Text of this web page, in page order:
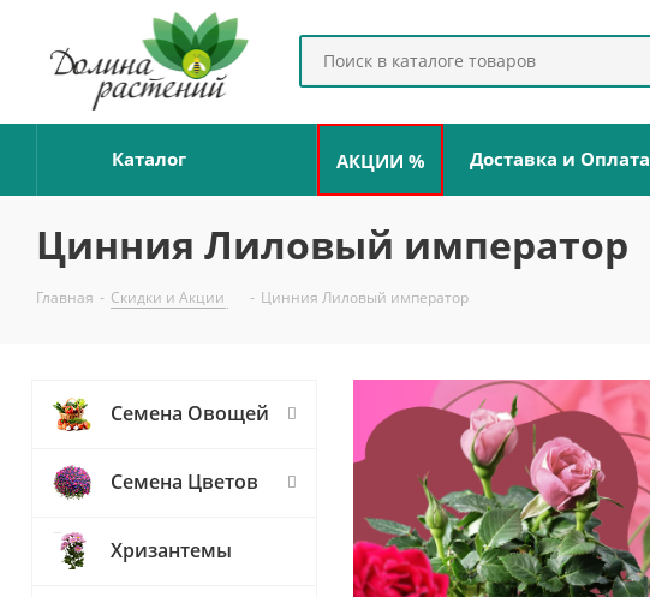
Каталог АКЦИИ % Доставка и Оплата
Цинния Лиловый император
Главная - Скидки и Акции - Цинния Лиловый император
Семена Овощей
Семена Цветов
Хризантемы